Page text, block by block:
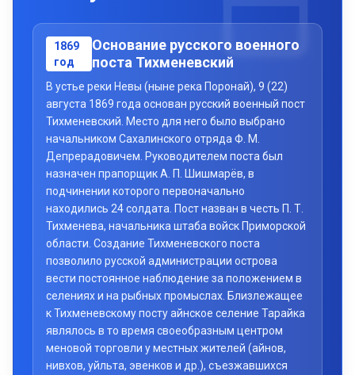
1869
год
Основание русского военного
поста Тихменевский
В устье реки Невы (ныне река Поронай), 9 (22)
августа 1869 года основан русский военный пост
Тихменевский. Место для него было выбрано
начальником Сахалинского отряда Ф. М.
Депрерадовичем. Руководителем поста был
назначен прапорщик А. П. Шишмарёв, в
подчинении которого первоначально
находились 24 солдата. Пост назван в честь П. Т.
Тихменева, начальника штаба войск Приморской
области. Создание Тихменевского поста
позволило русской администрации острова
вести постоянное наблюдение за положением в
селениях и на рыбных промыслах. Близлежащее
к Тихменевскому посту айнское селение Тарайка
являлось в то время своеобразным центром
меновой торговли у местных жителей (айнов,
нивхов, уйльта, эвенков и др.), съезжавшихся